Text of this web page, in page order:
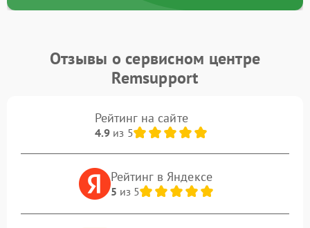
Отзывы о сервисном центре
Remsupport
Рейтинг на сайте
4.9из 5
Рейтинг в Яндексе
5 из 5